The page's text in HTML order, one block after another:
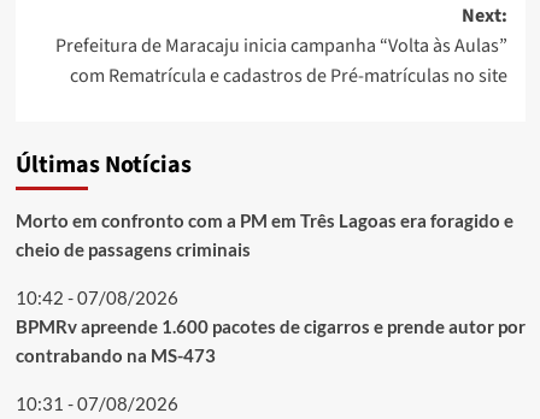
Next:
Prefeitura de Maracaju inicia campanha “Volta às Aulas”
com Rematrícula e cadastros de Pré-matrículas no site
Últimas Notícias
Morto em confronto com a PM em Três Lagoas era foragido e
cheio de passagens criminais
10:42 - 07/08/2026
BPMRv apreende 1.600 pacotes de cigarros e prende autor por
contrabando na MS-473
10:31 - 07/08/2026